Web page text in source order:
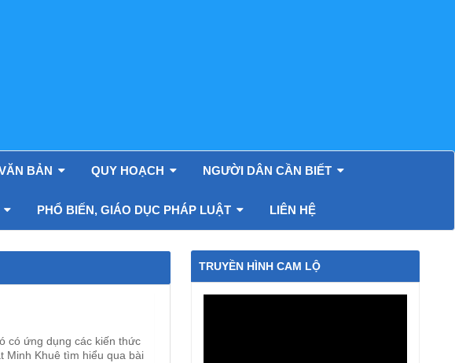
BẢN QUY HOẠCH NGƯỜI DÂN CẦN BIẾT
PHỔ BIẾN, GIÁO DỤC PHÁP LUẬT LIÊN HỆ
có ứng dụng các kiến thức
Minh Khuê tìm hiểu qua bài
TRUYỀN HÌNH CAM LỘ